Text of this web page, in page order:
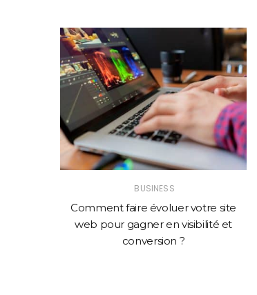
BUSINESS
Comment faire évoluer votre site
web pour gagner en visibilité et
conversion ?